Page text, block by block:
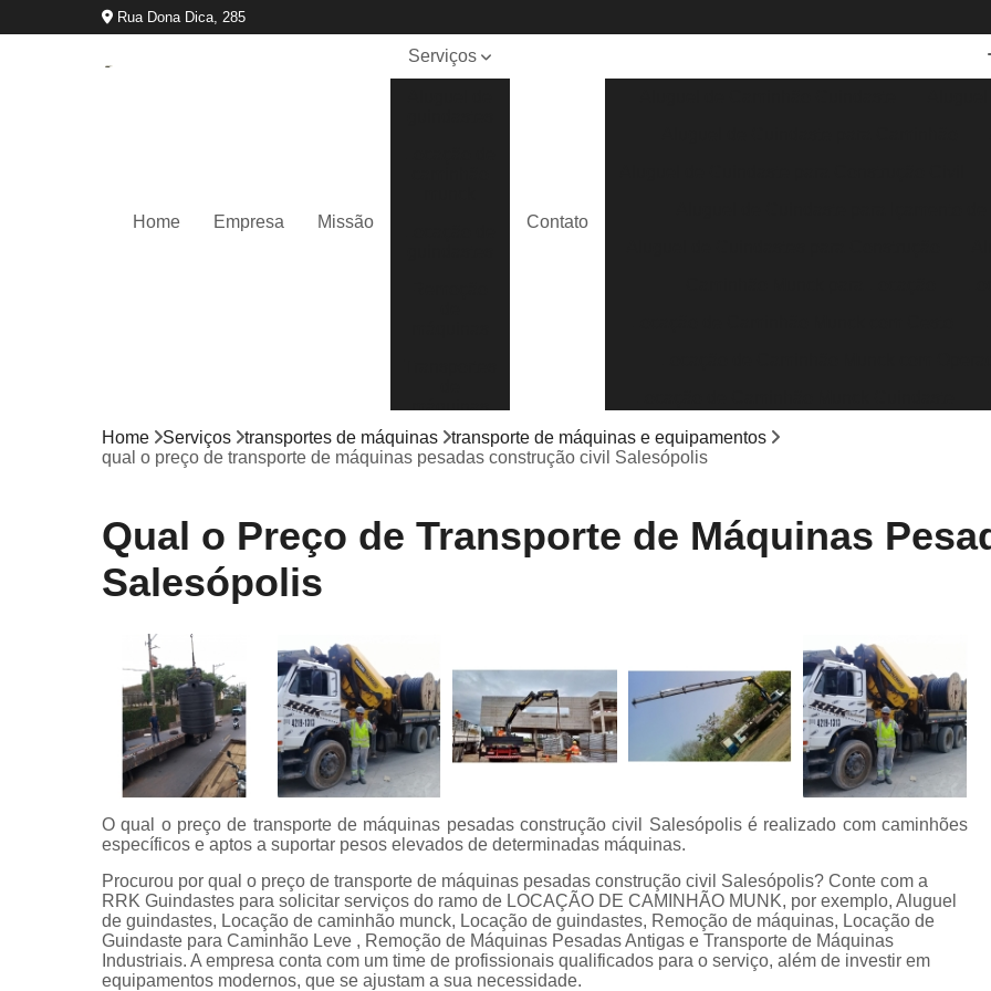
Rua Dona Dica, 285
Home Empresa Missão
Serviços
máquinas
Contato
Locação de Caminhão Munck para Container
Locação de Caminhão Munck para Obra em
Locação de Guindaste de
Locação de Guindastes e Muncks
Locação de Guindastes para
Remoção de Máquina de Corte
Remoção de Máquinas e
Remoção de Máquinas Pesadas
Transporte e Remoção de Máquinas
Transporte de Máquinas
Transporte de Máquinas e
Home Serviços transportes de máquinas
transporte de máquinas e equipamentos
qual o preço de transporte de máquinas pesadas construção civil Salesópolis
Qual o Preço de Transporte de Máquinas
Salesópolis
O qual o preço de transporte de máquinas pesadas construção civil Salesópolis é realizado com caminhões
específicos e aptos a suportar pesos elevados de determinadas máquinas.
Procurou por qual o preço de transporte de máquinas pesadas construção civil Salesópolis? Conte com a
RRK Guindastes para solicitar serviços do ramo de LOCAÇÃO DE CAMINHÃO MUNK, por exemplo, Aluguel
de guindastes, Locação de caminhão munck, Locação de guindastes, Remoção de máquinas, Locação de
Guindaste para Caminhão Leve , Remoção de Máquinas Pesadas Antigas e Transporte de Máquinas
Industriais. A empresa conta com um time de profissionais qualificados para o serviço, além de investir em
equipamentos modernos, que se ajustam a sua necessidade.